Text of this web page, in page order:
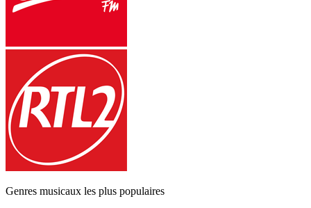
Genres musicaux les plus populaires